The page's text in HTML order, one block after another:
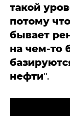
такой
потому
бывает
на чем-то
нефти".